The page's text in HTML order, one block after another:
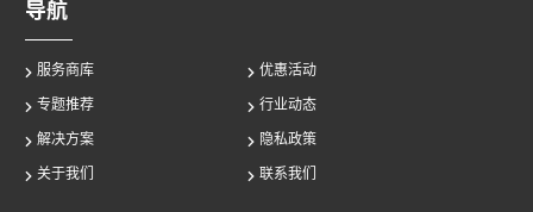
导航
服务商库
优惠活动
专题推荐
行业动态
解决方案
隐私政策
关于我们
联系我们